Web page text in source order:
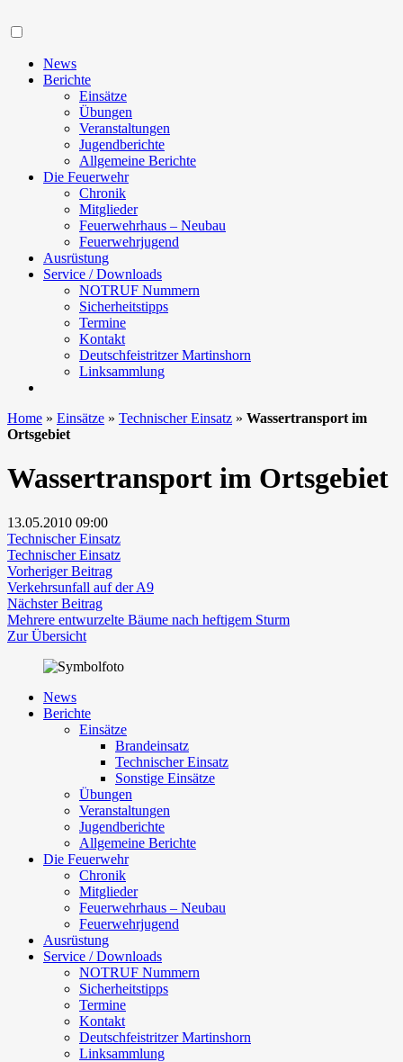
News
Berichte
Einsätze
Übungen
Veranstaltungen
Jugendberichte
Allgemeine Berichte
Die Feuerwehr
Chronik
Mitglieder
Feuerwehrhaus – Neubau
Feuerwehrjugend
Ausrüstung
Service / Downloads
NOTRUF Nummern
Sicherheitstipps
Termine
Kontakt
Deutschfeistritzer Martinshorn
Linksammlung
Home » Einsätze » Technischer Einsatz » Wassertransport im
Ortsgebiet
Wassertransport im Ortsgebiet
13.05.2010 09:00
Technischer Einsatz
Technischer Einsatz
Beitragsnavigation
Vorheriger BeitragVorheriger
Beitrag:
Verkehrsunfall auf der A9
Nächster BeitragNächster
Beitrag:
Mehrere entwurzelte Bäume nach heftigem Sturm
Zur Übersicht
News
Berichte
Einsätze
Brandeinsatz
Technischer Einsatz
Sonstige Einsätze
Übungen
Veranstaltungen
Jugendberichte
Allgemeine Berichte
Die Feuerwehr
Chronik
Mitglieder
Feuerwehrhaus – Neubau
Feuerwehrjugend
Ausrüstung
Service / Downloads
NOTRUF Nummern
Sicherheitstipps
Termine
Kontakt
Deutschfeistritzer Martinshorn
Linksammlung